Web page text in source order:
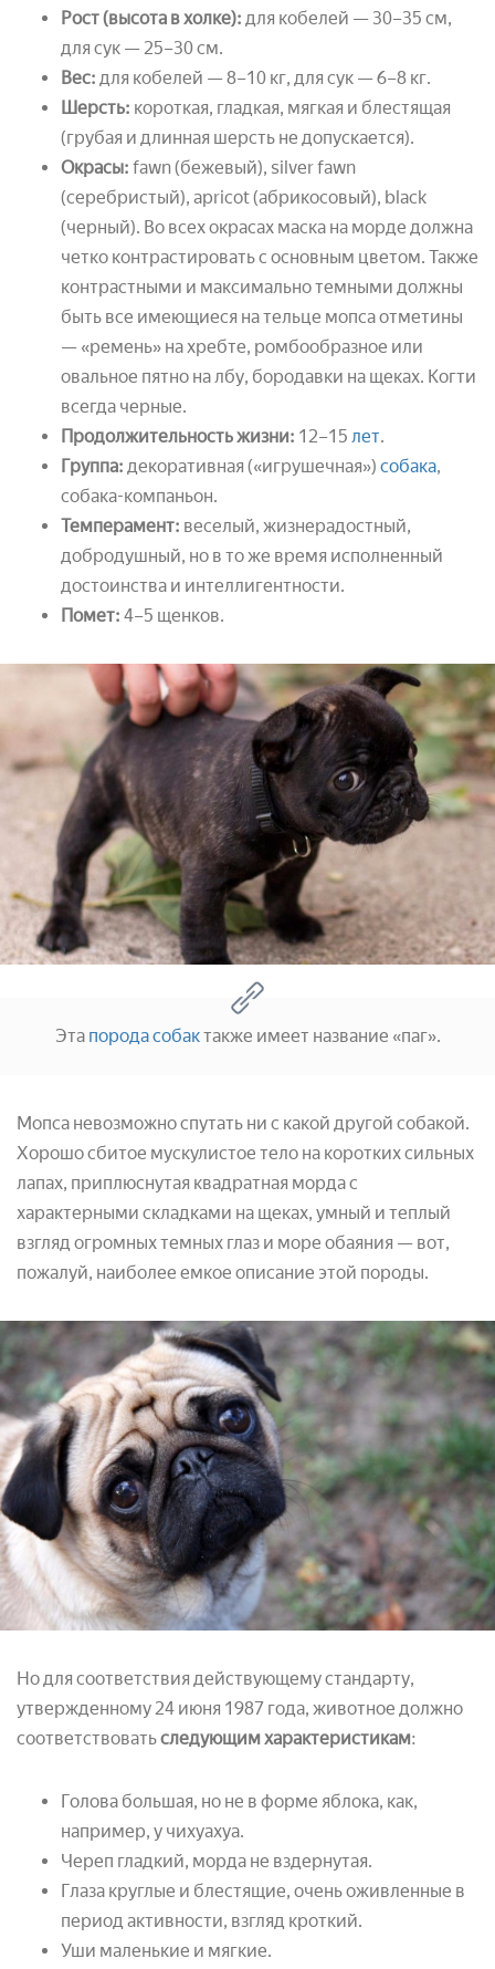
Рост (высота в холке): для кобелей — 30–35 см,
для сук — 25–30 см.
Вес: для кобелей — 8–10 кг, для сук — 6–8 кг.
Шерсть: короткая, гладкая, мягкая и блестящая
(грубая и длинная шерсть не допускается).
Окрасы: fawn (бежевый), silver fawn
(серебристый), apricot (абрикосовый), black
(черный). Во всех окрасах маска на морде должна
четко контрастировать с основным цветом. Также
контрастными и максимально темными должны
быть все имеющиеся на тельце мопса отметины
— «ремень» на хребте, ромбообразное или
овальное пятно на лбу, бородавки на щеках. Когти
всегда черные.
Продолжительность жизни: 12–15 лет.
Группа: декоративная («игрушечная») собака,
собака-компаньон.
Темперамент: веселый, жизнерадостный,
добродушный, но в то же время исполненный
достоинства и интеллигентности.
Помет: 4–5 щенков.
Эта порода собактакже имеет название «паг».
Мопса невозможно спутать ни с какой другой собакой.
Хорошо сбитое мускулистое тело на коротких сильных
лапах, приплюснутая квадратная морда с
характерными складками на щеках, умный и теплый
взгляд огромных темных глаз и море обаяния — вот,
пожалуй, наиболее емкое описание этой породы.
Но для соответствия действующему стандарту,
утвержденному 24 июня 1987 года, животное должно
соответствоватьследующим характеристикам:
Голова большая, но не в форме яблока, как,
например, у чихуахуа.
Череп гладкий, морда не вздернутая.
Глаза круглые и блестящие, очень оживленные в
период активности, взгляд кроткий.
Уши маленькие и мягкие.